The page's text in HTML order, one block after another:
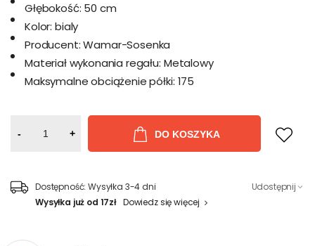
Głębokość: 50 cm
Kolor: bialy
Producent: Wamar-Sosenka
Materiał wykonania regału: Metalowy
Maksymalne obciążenie półki: 175
- + DO KOSZYKA
Dostępność: Wysyłka 3-4 dni
Wysyłka już od 17zł Dowiedz się więcej
Udostępnij